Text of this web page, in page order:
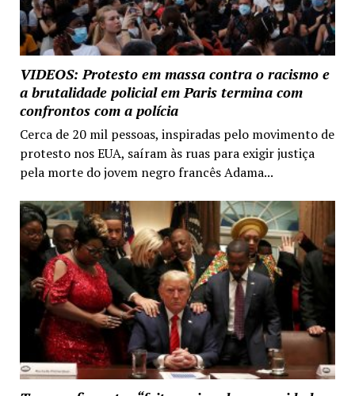
VIDEOS: Protesto em massa contra o racismo e
a brutalidade policial em Paris termina com
confrontos com a polícia
Cerca de 20 mil pessoas, inspiradas pelo movimento de
protesto nos EUA, saíram às ruas para exigir justiça
pela morte do jovem negro francês Adama...